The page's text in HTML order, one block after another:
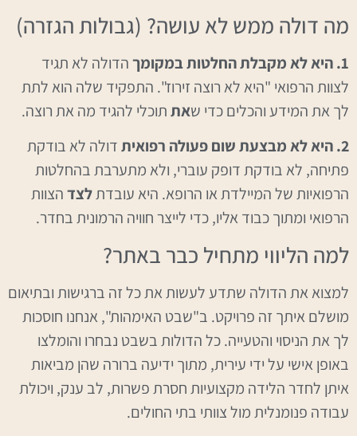
מה דולה ממש לא עושה? (גבולות הגזרה)
1. היא לא מקבלת החלטות במקומך
הדולה לא תגיד
לצוות הרפואי "היא לא רוצה זירוז". התפקיד שלה הוא לתת
לך את המידע והכלים כדי שאתתוכלי להגיד מה את רוצה.
2. היא לא מבצעת שום פעולה רפואית
דולה לא בודקת
פתיחה, לא בודקת דופק עוברי, ולא מתערבת בהחלטות
הרפואיות של המיילדת או הרופא. היא עובדתלצדהצוות
הרפואי ומתוך כבוד אליו, כדי לייצר חוויה הרמונית בחדר.
למה הליווי מתחיל כבר באתר?
למצוא את הדולה שתדע לעשות את כל זה ברגישות ובתיאום
מושלם איתך זה פרויקט. ב"שבט האימהות", אנחנו חוסכות
לך את הניסוי והטעייה. כל הדולות בשבט נבחרו והומלצו
באופן אישי על ידי עירית, מתוך ידיעה ברורה שהן מביאות
איתן לחדר הלידה מקצועיות חסרת פשרות, לב ענק, ויכולת
עבודה פנומנלית מול צוותי בתי החולים.